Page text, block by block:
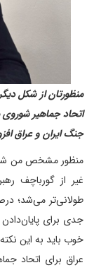
منظورتان از شکل
اتحاد جماهیر
جنگ ایران و عراق
منظور مشخص من
غیر از گورباچف
طولانی‌تر می‌شد؛
خوب باید به این
عراق برای اتحاد